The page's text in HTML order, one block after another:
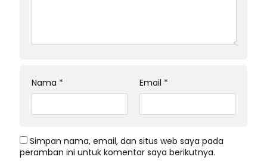
Nama * Email *
Simpan nama, email, dan situs web saya pada
peramban ini untuk komentar saya berikutnya.